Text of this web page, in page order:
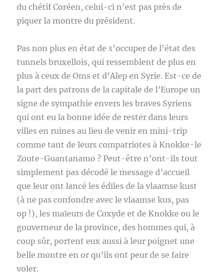
du chétif Coréen, celui-ci n’est pas près de
piquer la montre du président.
Pas non plus en état de s’occuper de l’état des
tunnels bruxellois, qui ressemblent de plus en
plus à ceux de Oms et d’Alep en Syrie. Est-ce de
la part des patrons de la capitale de l’Europe un
signe de sympathie envers les braves Syriens
qui ont eu la bonne idée de rester dans leurs
villes en ruines au lieu de venir en mini-trip
comme tant de leurs compatriotes à Knokke-le
Zoute-Guantanamo ? Peut-être n’ont-ils tout
simplement pas décodé le message d’accueil
que leur ont lancé les édiles de la vlaamse kust
(à ne pas confondre avec le vlaamse kus, pas
op !), les maïeurs de Coxyde et de Knokke ou le
gouverneur de la province, des hommes qui, à
coup sûr, portent eux aussi à leur poignet une
belle montre en or qu’ils ont peur de se faire
voler.